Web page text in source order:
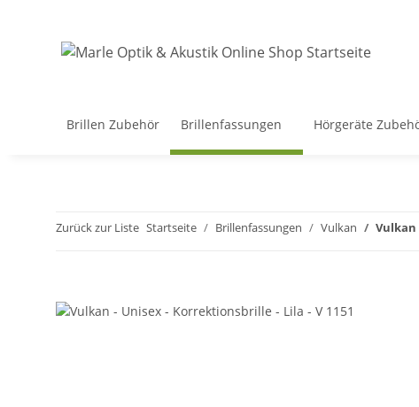
Brillen Zubehör Brillenfassungen Hörgeräte
Zurück zur Liste Startseite Brillenfassungen Vulkan Vulkan